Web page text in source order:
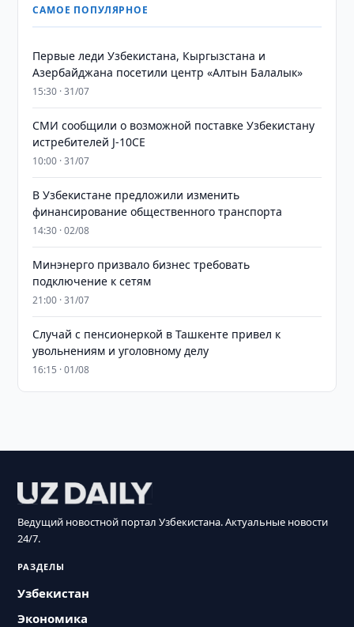
САМОЕ ПОПУЛЯРНОЕ
Первые леди Узбекистана, Кыргызстана и
Азербайджана посетили центр «Алтын Балалык»
15:30 · 31/07
СМИ сообщили о возможной поставке Узбекистану
истребителей J-10CE
10:00 · 31/07
В Узбекистане предложили изменить
финансирование общественного транспорта
14:30 · 02/08
Минэнерго призвало бизнес требовать
подключение к сетям
21:00 · 31/07
Случай с пенсионеркой в Ташкенте привел к
увольнениям и уголовному делу
16:15 · 01/08
Ведущий новостной портал Узбекистана. Актуальные новости
24/7.
РАЗДЕЛЫ
Узбекистан
Экономика